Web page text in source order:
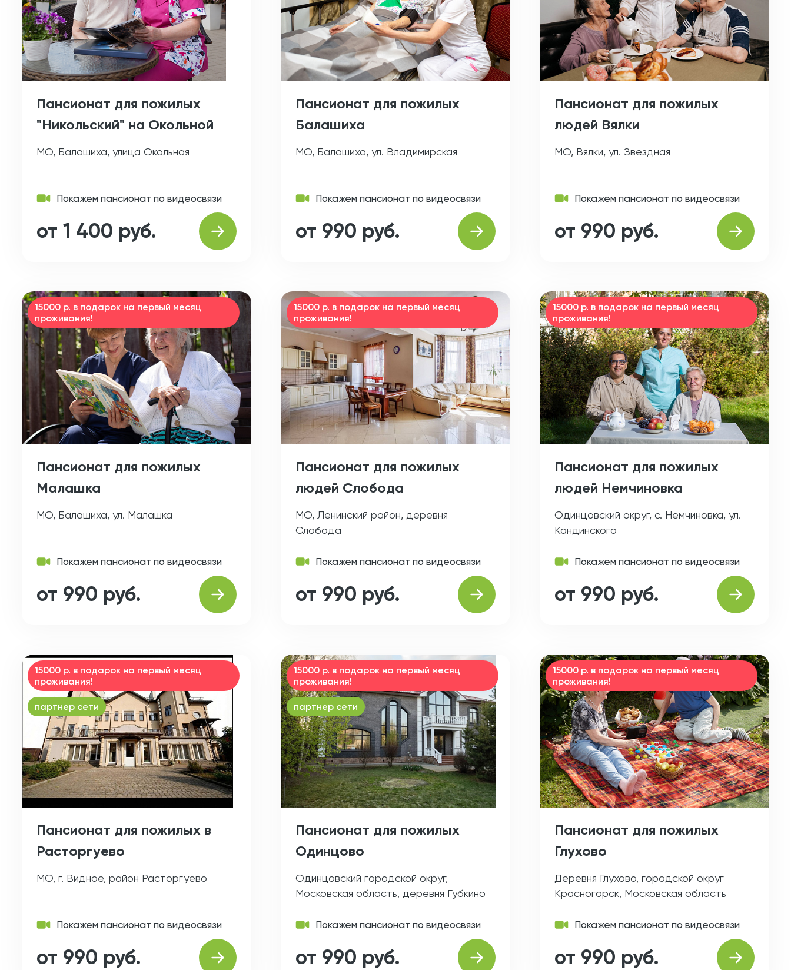
Пансионат для пожилых
"Никольский" на Окольной
МО, Балашиха, улица Окольная
Покажем пансионат по видеосвязи
от 1 400 руб.
Пансионат для пожилых
Балашиха
МО, Балашиха, ул. Владимирская
Покажем пансионат по видеосвязи
от 990 руб.
Пансионат для пожилых
людей Вялки
МО, Вялки, ул. Звездная
Покажем пансионат по видеосвязи
от 990 руб.
15000 р. в подарок на первый месяц
проживания!
Пансионат для пожилых
Малашка
МО, Балашиха, ул. Малашка
Покажем пансионат по видеосвязи
от 990 руб.
15000 р. в подарок на первый месяц
проживания!
Пансионат для пожилых
людей Слобода
МО, Ленинский район, деревня
Слобода
Покажем пансионат по видеосвязи
от 990 руб.
15000 р. в подарок на первый месяц
проживания!
Пансионат для пожилых
людей Немчиновка
Одинцовский округ, с. Немчиновка, ул.
Кандинского
Покажем пансионат по видеосвязи
от 990 руб.
15000 р. в подарок на первый месяц
проживания!
партнер сети
Пансионат для пожилых в
Расторгуево
МО, г. Видное, район Расторгуево
Покажем пансионат по видеосвязи
от 990 руб.
15000 р. в подарок на первый месяц
проживания!
партнер сети
Пансионат для пожилых
Одинцово
Одинцовский городской округ,
Московская область, деревня Губкино
Покажем пансионат по видеосвязи
от 990 руб.
15000 р. в подарок на первый месяц
проживания!
Пансионат для пожилых
Глухово
Деревня Глухово, городской округ
Красногорск, Московская область
Покажем пансионат по видеосвязи
от 990 руб.